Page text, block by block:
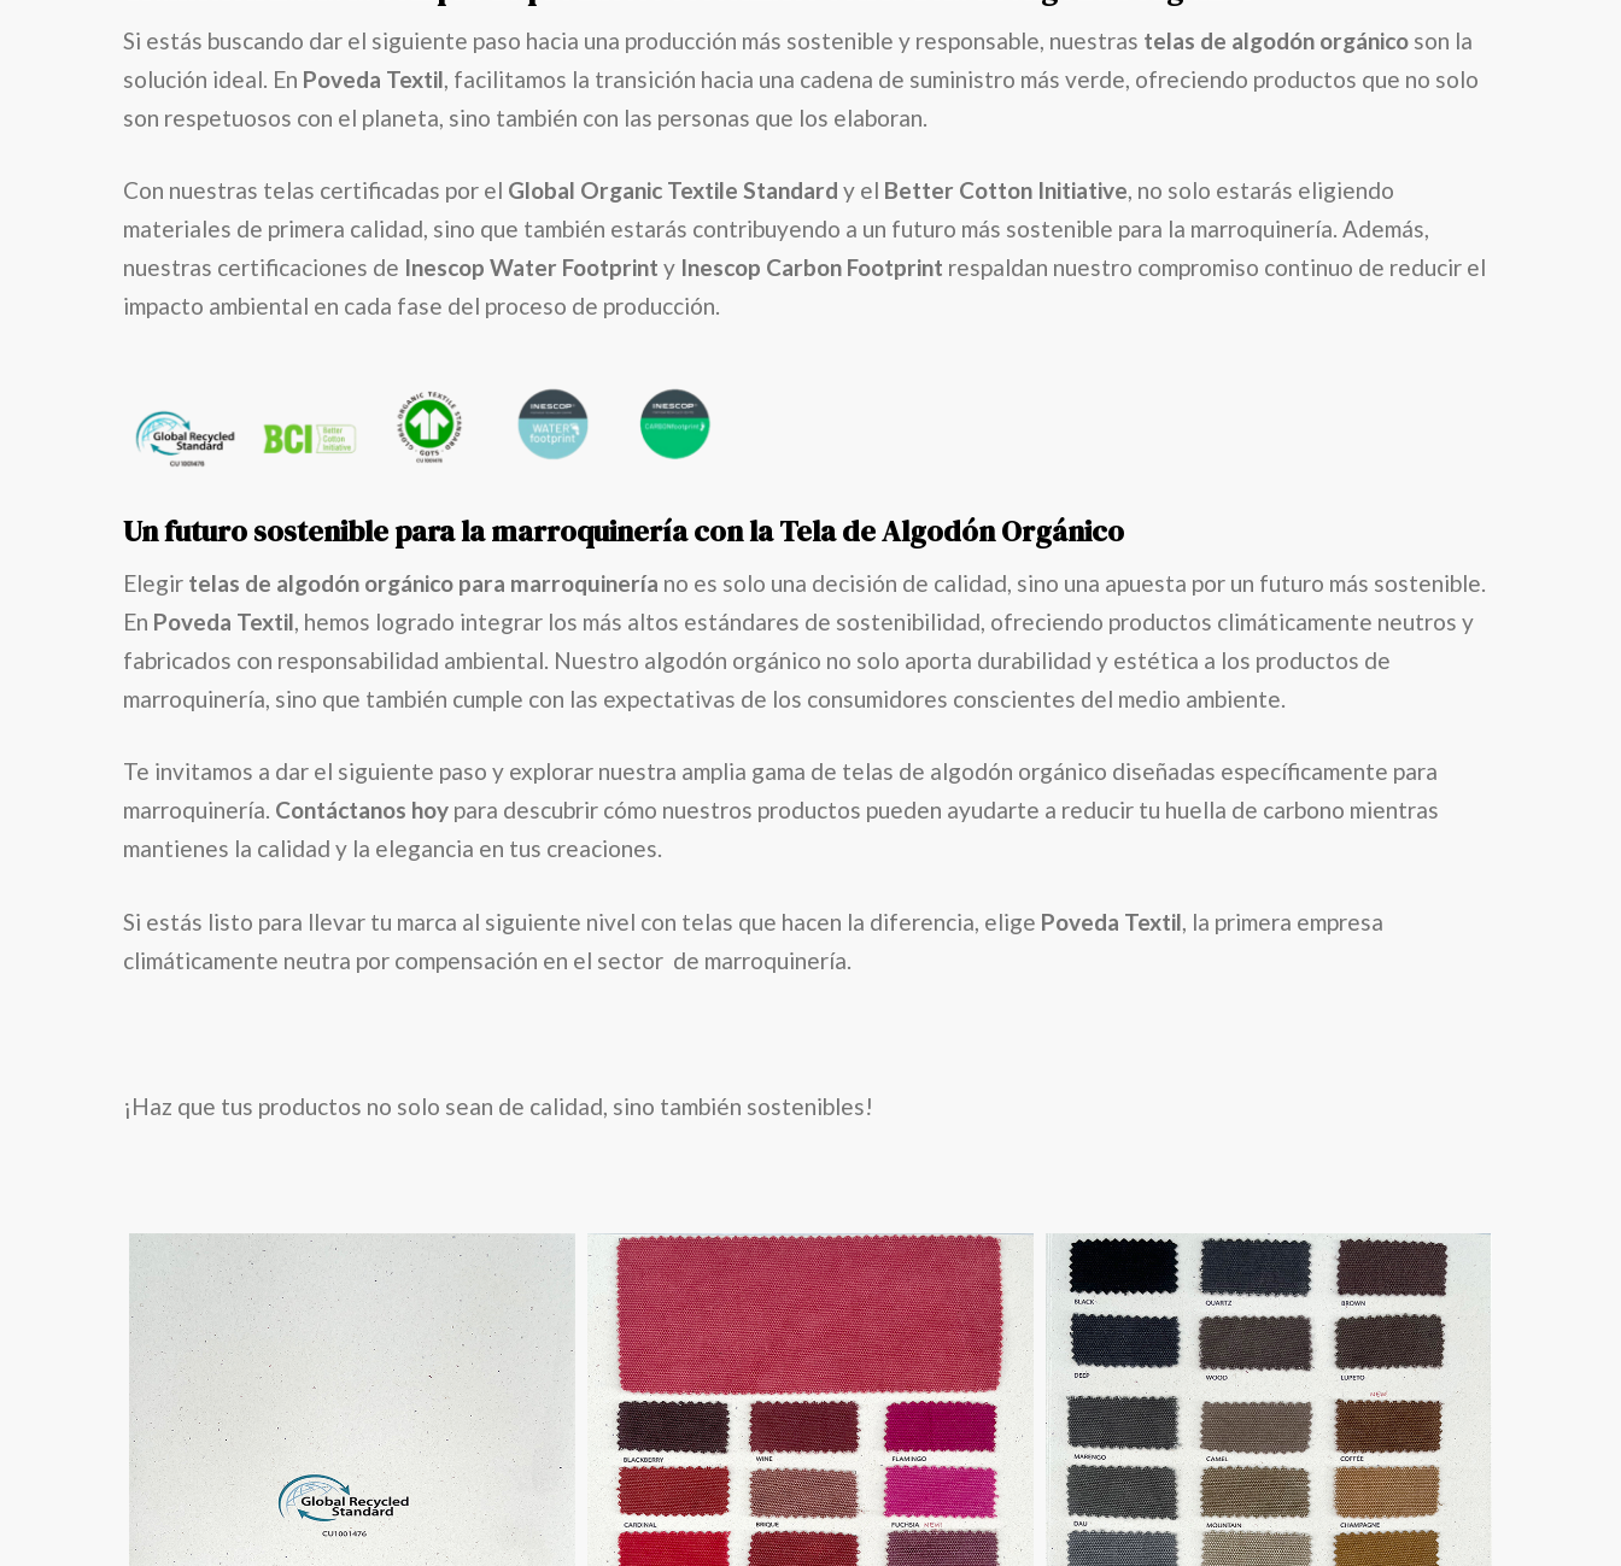
Si estás buscando dar el siguiente paso hacia una producción más sostenible y responsable, nuestras telas de algodón orgánico son la
solución ideal. En Poveda Textil, facilitamos la transición hacia una cadena de suministro más verde, ofreciendo productos que no solo
son respetuosos con el planeta, sino también con las personas que los elaboran.
Con nuestras telas certificadas por el Global Organic Textile Standard y el Better Cotton Initiative, no solo estarás eligiendo
materiales de primera calidad, sino que también estarás contribuyendo a un futuro más sostenible para la marroquinería. Además,
nuestras certificaciones de Inescop Water Footprint y Inescop Carbon Footprint respaldan nuestro compromiso continuo de reducir el
impacto ambiental en cada fase del proceso de producción.
Un futuro sostenible para la marroquinería con la Tela de Algodón Orgánico
Elegir telas de algodón orgánico para marroquinería no es solo una decisión de calidad, sino una apuesta por un futuro más sostenible.
En Poveda Textil, hemos logrado integrar los más altos estándares de sostenibilidad, ofreciendo productos climáticamente neutros y
fabricados con responsabilidad ambiental. Nuestro algodón orgánico no solo aporta durabilidad y estética a los productos de
marroquinería, sino que también cumple con las expectativas de los consumidores conscientes del medio ambiente.
Te invitamos a dar el siguiente paso y explorar nuestra amplia gama de telas de algodón orgánico diseñadas específicamente para
marroquinería. Contáctanos hoy para descubrir cómo nuestros productos pueden ayudarte a reducir tu huella de carbono mientras
mantienes la calidad y la elegancia en tus creaciones.
Si estás listo para llevar tu marca al siguiente nivel con telas que hacen la diferencia, elige Poveda Textil, la primera empresa
climáticamente neutra por compensación en el sector de marroquinería.
¡Haz que tus productos no solo sean de calidad, sino también sostenibles!